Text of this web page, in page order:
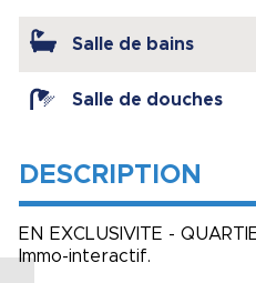
Salle de bains
Salle de douches
DESCRIPTION
EN EXCLUSIVITE -
Immo-interactif.